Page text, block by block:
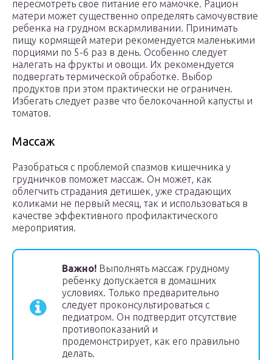
пересмотреть свое питание его мамочке. Рацион
матери может существенно определять самочувствие
ребенка на грудном вскармливании. Принимать
пищу кормящей матери рекомендуется маленькими
порциями по 5-6 раз в день. Особенно следует
налегать на фрукты и овощи. Их рекомендуется
подвергать термической обработке. Выбор
продуктов при этом практически не ограничен.
Избегать следует разве что белокочанной капусты и
томатов.
Массаж
Разобраться с проблемой спазмов кишечника у
грудничков поможет массаж. Он может, как
облегчить страдания детишек, уже страдающих
коликами не первый месяц, так и использоваться в
качестве эффективного профилактического
мероприятия.
Важно! Выполнять массаж грудному
ребенку допускается в домашних
условиях. Только предварительно
следует проконсультироваться с
педиатром. Он подтвердит отсутствие
противопоказаний и
продемонстрирует, как его правильно
делать.